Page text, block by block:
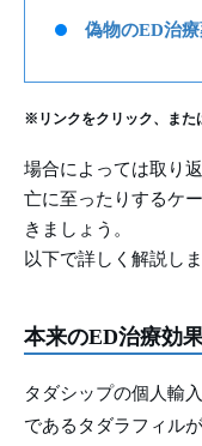
偽物のED治
※リンクをクリック、また
場合によっては取り
亡に至ったりするケ
きましょう。
以下で詳しく解説しま
本来のED治療効
タダシップの個人輸
であるタダラフィル